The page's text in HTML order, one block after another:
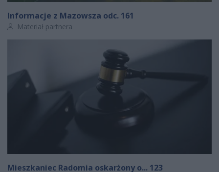
Informacje z Mazowsza odc. 161
Autor artykułu:
Materiał partnera
Mieszkaniec Radomia oskarżony o... 123